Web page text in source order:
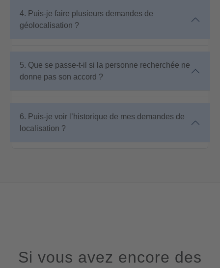
4. Puis-je faire plusieurs demandes de
géolocalisation ?
5. Que se passe-t-il si la personne recherchée ne
donne pas son accord ?
6. Puis-je voir l’historique de mes demandes de
localisation ?
Si vous avez encore des